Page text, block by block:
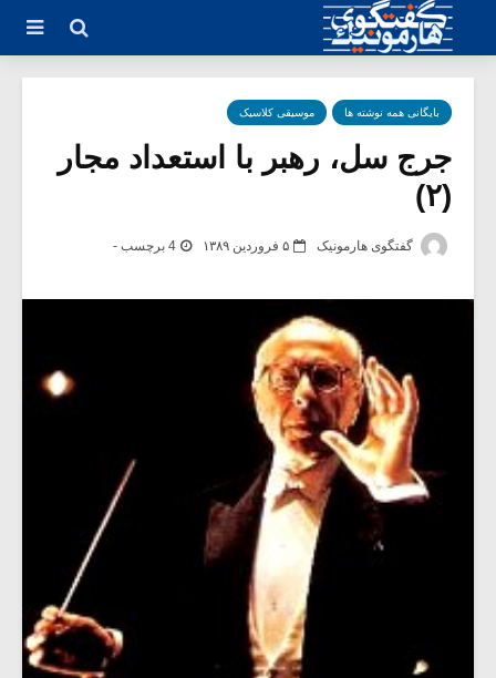
بایگانی همه نوشته ها موسیقی کلاسیک
جرج سل، رهبر با استعداد مجار
(۲)
گفتگوی هارمونیک ۵ فروردین ۱۳۸۹ 4 برچسب -